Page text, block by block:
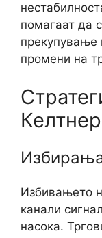
помагаат да
прекупување
промени на
Избивањето
канали
насока.